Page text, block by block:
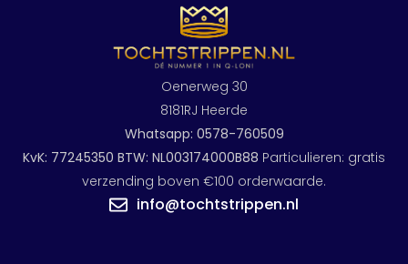
Oenerweg 30
8181RJ Heerde
Whatsapp: 0578-760509
KvK: 77245350 BTW: NL003174000B88 Particulieren: gratis
verzending boven €100 orderwaarde.
info@tochtstrippen.nl